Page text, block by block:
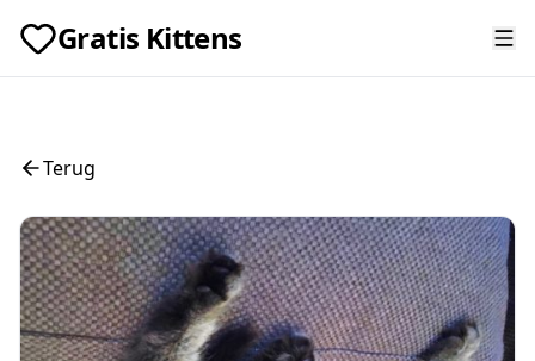
Gratis Kittens
Terug